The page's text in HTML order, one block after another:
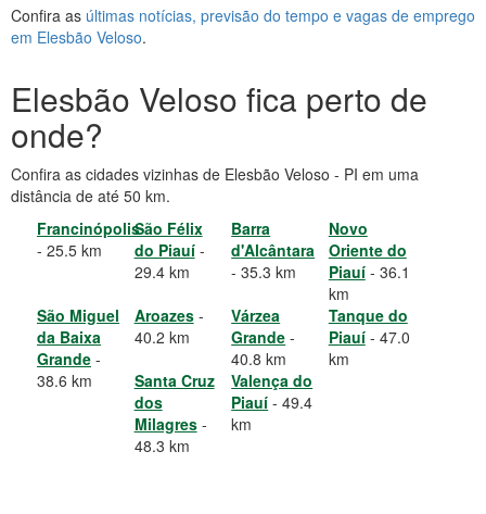
Confira as últimas notícias, previsão do tempo e vagas de emprego
em Elesbão Veloso.
Elesbão Veloso fica perto de
onde?
Confira as cidades vizinhas de Elesbão Veloso - PI em uma
distância de até 50 km.
Francinópolis
- 25.5 km
São Félix
do Piauí-
29.4 km
Barra
d'Alcântara
- 35.3 km
Novo
Oriente do
Piauí- 36.1
km
São Miguel
da Baixa
Grande -
38.6 km
Aroazes-
40.2 km
Várzea
Grande -
40.8 km
Tanque do
Piauí- 47.0
km
Santa Cruz
dos
Milagres-
48.3 km
Valença do
Piauí - 49.4
km